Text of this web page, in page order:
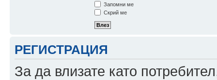
Запомни ме
Скрий ме
РЕГИСТРАЦИЯ
За да влизате като